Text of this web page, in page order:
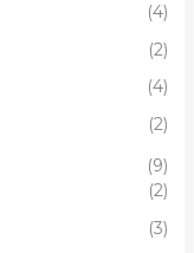
(4)
(2)
(4)
(2)
(9)
(2)
(3)